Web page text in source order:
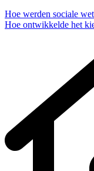
Hoe werden sociale
Hoe ontwikkelde het